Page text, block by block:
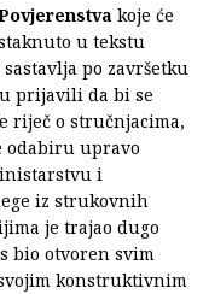
koje će
u tekstu
po završetku
prijavili da bi se
riječ o stručnjacima,
odabiru upravo
i
iz strukovnih
je trajao dugo
bio otvoren svim
konstruktivnim